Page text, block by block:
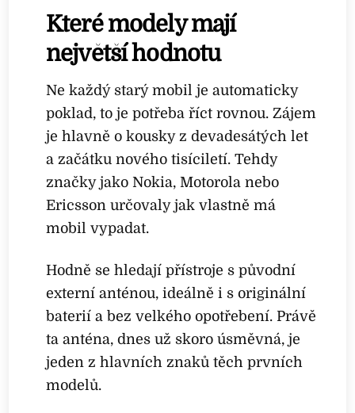
Které modely mají
největší hodnotu
Ne každý starý mobil je automaticky
poklad, to je potřeba říct rovnou. Zájem
je hlavně o kousky z devadesátých let
a začátku nového tisíciletí. Tehdy
značky jako Nokia, Motorola nebo
Ericsson určovaly jak vlastně má
mobil vypadat.
Hodně se hledají přístroje s původní
externí anténou, ideálně i s originální
baterií a bez velkého opotřebení. Právě
ta anténa, dnes už skoro úsměvná, je
jeden z hlavních znaků těch prvních
modelů.